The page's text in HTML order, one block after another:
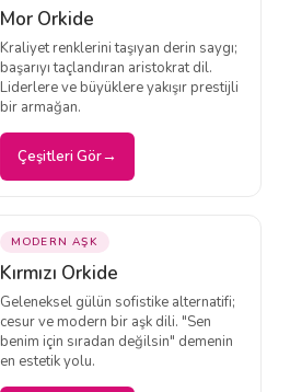
Mor Orkide
Kraliyet renklerini taşıyan derin saygı;
başarıyı taçlandıran aristokrat dil.
Liderlere ve büyüklere yakışır prestijli
bir armağan.
Çeşitleri Gör
MODERN AŞK
Kırmızı Orkide
Geleneksel gülün sofistike alternatifi;
cesur ve modern bir aşk dili. "Sen
benim için sıradan değilsin" demenin
en estetik yolu.